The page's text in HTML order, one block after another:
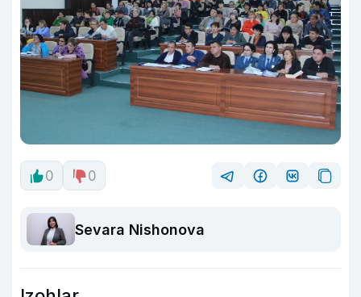
0 0
Sevara Nishonova